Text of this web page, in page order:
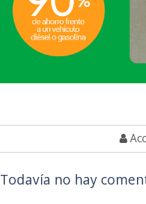
Todavía no hay